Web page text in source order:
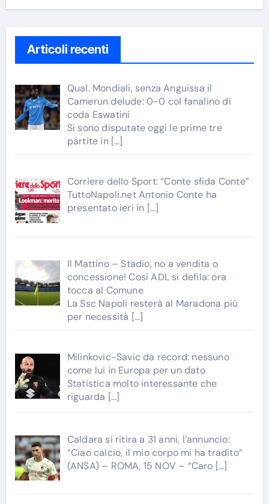
Articoli recenti
Qual. Mondiali, senza Anguissa il
Camerun delude: 0-0 col fanalino di
coda Eswatini
Si sono disputate oggi le prime tre
partite in […]
Corriere dello Sport: “Conte sfida Conte”
TuttoNapoli.net Antonio Conte ha
presentato ieri in […]
Il Mattino – Stadio, no a vendita o
concessione! Così ADL si defila: ora
tocca al Comune
La Ssc Napoli resterà al Maradona più
per necessità […]
Milinkovic-Savic da record: nessuno
come lui in Europa per un dato
Statistica molto interessante che
riguarda […]
Caldara si ritira a 31 anni, l’annuncio:
“Ciao calcio, il mio corpo mi ha tradito”
(ANSA) – ROMA, 15 NOV – “Caro […]